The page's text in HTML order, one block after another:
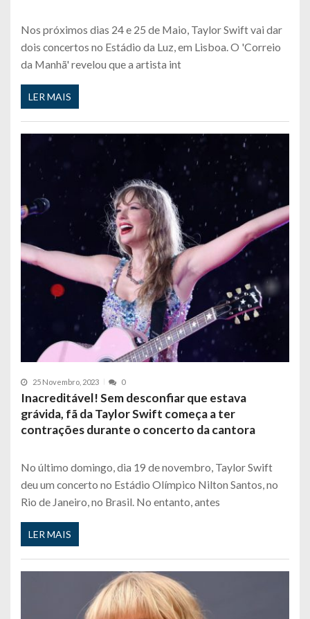
Nos próximos dias 24 e 25 de Maio, Taylor Swift vai dar
dois concertos no Estádio da Luz, em Lisboa. O 'Correio
da Manhã' revelou que a artista int
LER MAIS
25 Novembro, 2023 0
Inacreditável! Sem desconfiar que estava
grávida, fã da Taylor Swift começa a ter
contrações durante o concerto da cantora
No último domingo, dia 19 de novembro, Taylor Swift
deu um concerto no Estádio Olímpico Nilton Santos, no
Rio de Janeiro, no Brasil. No entanto, antes
LER MAIS